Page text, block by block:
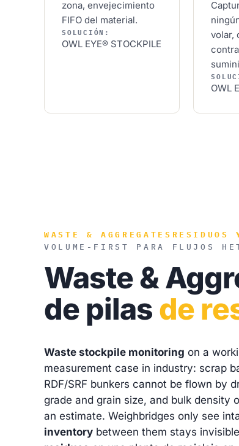
zona, envejecimiento
FIFO del material.
SOLUCIÓN:
OWL EYE® STOCKPILE
volar,
OWL
WASTE & AGGREGATES RESIDUOS
VOLUME-FIRST PARA FLUJOS
Waste &
de pilas de
Waste stockpile monitoring on a
measurement case in industry: scrap
RDF/SRF bunkers cannot be flown by
grade and grain size, and bulk density
an estimate. Weighbridges only see
inventory between them stays